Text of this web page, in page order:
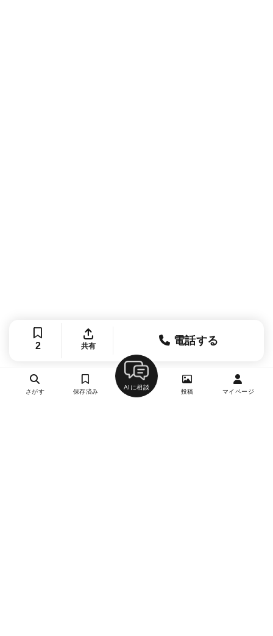
2 共有 電話する
さがす 保存済み
AIに相談
投稿 マイページ